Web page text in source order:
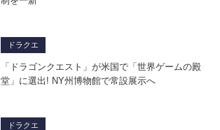
ドラクエ
「ドラゴンクエスト」が米国で「世界ゲームの殿
堂」に選出! NY州博物館で常設展示へ
ドラクエ